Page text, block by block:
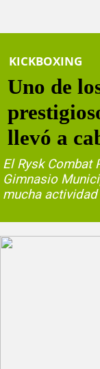
KICKBOXING
Uno de
llevó a
El Rysk Combat
Gimnasio
mucha